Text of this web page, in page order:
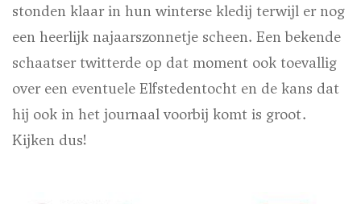
stonden klaar in hun winterse kledij terwijl er nog
een heerlijk najaarszonnetje scheen. Een bekende
schaatser twitterde op dat moment ook toevallig
over een eventuele Elfstedentocht en de kans dat
hij ook in het journaal voorbij komt is groot.
Kijken dus!